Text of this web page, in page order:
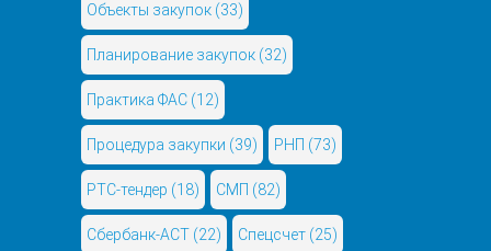
Объекты закупок (33)
Планирование закупок (32)
Практика ФАС (12)
Процедура закупки (39) РНП (73)
РТС-тендер (18) СМП (82)
Сбербанк-АСТ (22) Спецсчет (25)